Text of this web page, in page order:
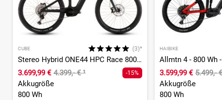
CUBE (3)*
Stereo Hybrid ONE44 HPC Race 800 - 800 Wh - 29 Zoll - Fully
3.699,99 € 4.399,- €¹ -15%
Akkugröße
800 Wh
HAIBIKE
3.599,99 € 5.499,-
Akkugröße
800 Wh